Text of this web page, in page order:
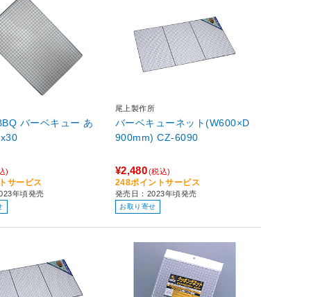
バーベキュー あ
)
サービス
年頃発売
尾上製作所
バーベキューネット(W600×D
900mm) CZ-6090
¥2,480(税込)
248ポイントサービス
発売日：2023年頃発売
お取り寄せ